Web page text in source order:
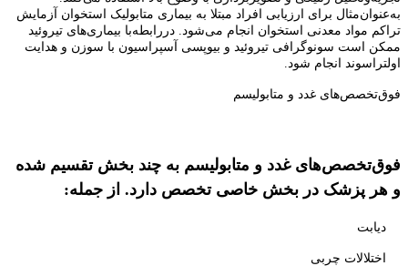
به‌عنوان‌مثال برای ارزیابی افراد مبتلا به بیماری متابولیک استخوان آزمایش
تراکم مواد معدنی استخوان انجام می‌شود. دررابطه‌با بیماری‌های تیروئید
ممکن است سونوگرافی تیروئید و بیوپسی آسپراسیون با سوزن و هدایت
اولتراسوند انجام شود.
فوق‌تخصص‌های غدد و متابولیسم
فوق‌تخصص‌های غدد و متابولیسم به چند بخش تقسیم شده
و هر پزشک در بخش خاصی تخصص دارد. از جمله:
دیابت
اختلالات چربی